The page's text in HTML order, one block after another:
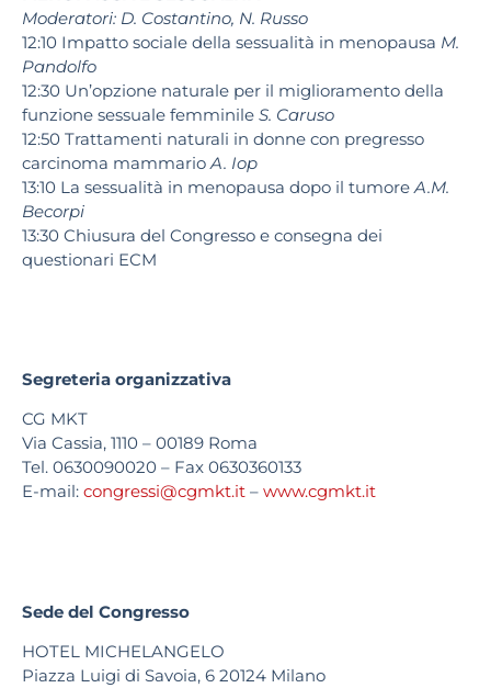
Moderatori: D. Costantino, N. Russo
12:10 Impatto sociale della sessualità in menopausa M.
Pandolfo
12:30 Un’opzione naturale per il miglioramento della
funzione sessuale femminile S. Caruso
12:50 Trattamenti naturali in donne con pregresso
carcinoma mammarioA. Iop
13:10 La sessualità in menopausa dopo il tumoreA.M.
Becorpi
13:30 Chiusura del Congresso e consegna dei
questionari ECM
Segreteria organizzativa
CG MKT
Via Cassia, 1110 – 00189 Roma
Tel. 0630090020 – Fax 0630360133
E-mail: congressi@cgmkt.it – www.cgmkt.it
Sede del Congresso
HOTEL MICHELANGELO
Piazza Luigi di Savoia, 6 20124 Milano